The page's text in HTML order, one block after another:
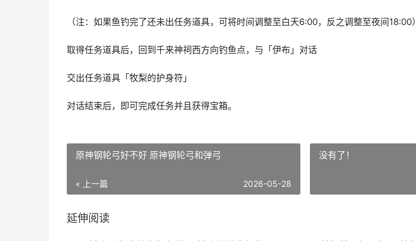
（注：如果鱼钓完了还未出任务道具，可将时间调整至白天6:00，反之调整至夜间18:00）
取得任务道具后，回到千来神祠西方向钓鱼点，与「伊布」对话
交出任务道具「牧梨的护身符」
对话结束后，即可完成任务并且获得宝箱。
原神钢轮弓好不好 原神钢轮弓和弹弓
« 上一篇 2026-05-28
没有了！
延伸阅读